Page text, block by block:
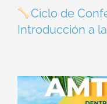
Ciclo de
Introducción a